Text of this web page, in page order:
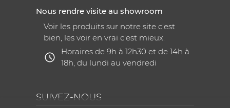
Nous rendre visite au showroom
Voir les produits sur notre site c'est
bien, les voir en vrai c'est mieux.
Horaires de 9h à 12h30 et de 14h à
18h, du lundi au vendredi
SUIVEZ-NOUS